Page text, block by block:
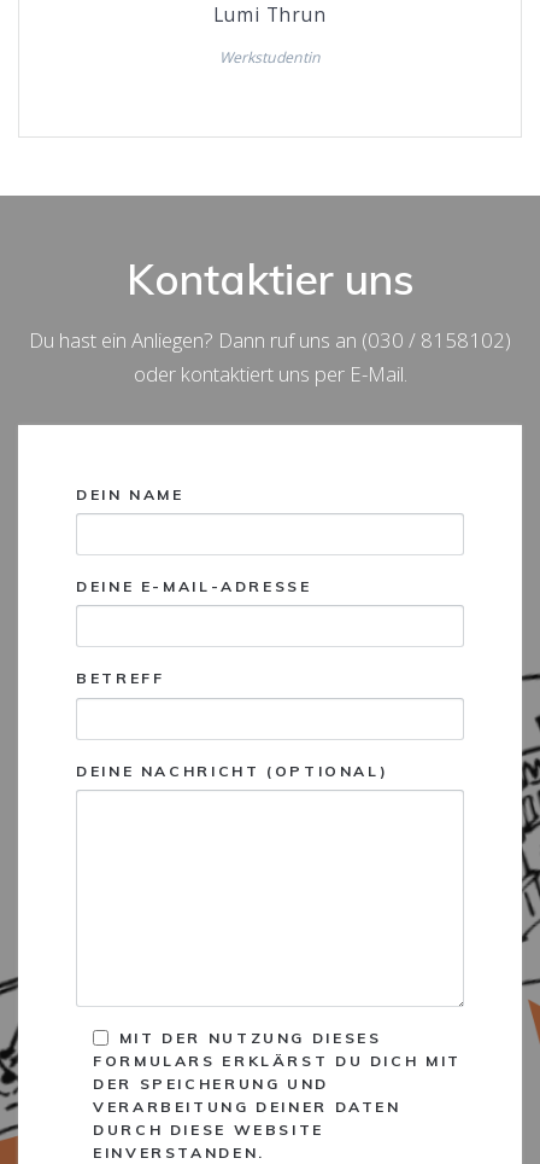
Lumi Thrun
Werkstudentin
Kontaktier uns
Du hast ein Anliegen? Dann ruf uns an (030 / 8158102)
oder kontaktiert uns per E-Mail.
DEIN NAME
DEINE E-MAIL-ADRESSE
BETREFF
DEINE NACHRICHT (OPTIONAL)
MIT DER NUTZUNG DIESES
FORMULARS ERKLÄRST DU DICH MIT
DER SPEICHERUNG UND
VERARBEITUNG DEINER DATEN
DURCH DIESE WEBSITE
EINVERSTANDEN.